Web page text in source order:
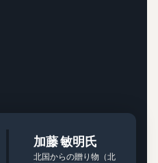
加藤 敏明氏
北国からの贈り物 （北